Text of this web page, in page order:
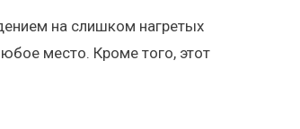
на слишком нагретых
место. Кроме того, этот